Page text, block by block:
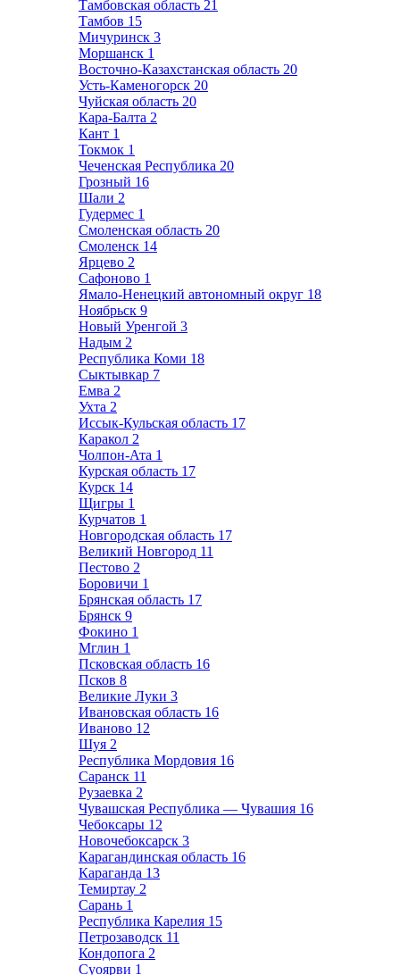
Тамбовская область 21
Тамбов 15
Мичуринск 3
Моршанск 1
Восточно-Казахстанская область 20
Усть-Каменогорск 20
Чуйская область 20
Кара-Балта 2
Кант 1
Токмок 1
Чеченская Республика 20
Грозный 16
Шали 2
Гудермес 1
Смоленская область 20
Смоленск 14
Ярцево 2
Сафоново 1
Ямало-Ненецкий автономный округ 18
Ноябрьск 9
Новый Уренгой 3
Надым 2
Республика Коми 18
Сыктывкар 7
Емва 2
Ухта 2
Иссык-Кульская область 17
Каракол 2
Чолпон-Ата 1
Курская область 17
Курск 14
Щигры 1
Курчатов 1
Новгородская область 17
Великий Новгород 11
Пестово 2
Боровичи 1
Брянская область 17
Брянск 9
Фокино 1
Мглин 1
Псковская область 16
Псков 8
Великие Луки 3
Ивановская область 16
Иваново 12
Шуя 2
Республика Мордовия 16
Саранск 11
Рузаевка 2
Чувашская Республика — Чувашия 16
Чебоксары 12
Новочебоксарск 3
Карагандинская область 16
Караганда 13
Темиртау 2
Сарань 1
Республика Карелия 15
Петрозаводск 11
Кондопога 2
Суоярви 1